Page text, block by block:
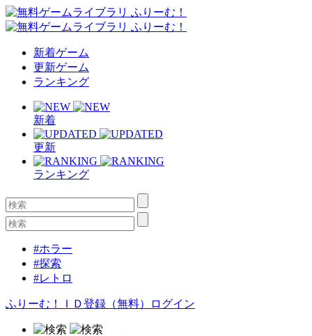
新着ゲーム
更新ゲーム
ランキング
新着
更新
ランキング
#ホラー
#探索
#レトロ
ふりーむ！ＩＤ登録（無料） ログイン